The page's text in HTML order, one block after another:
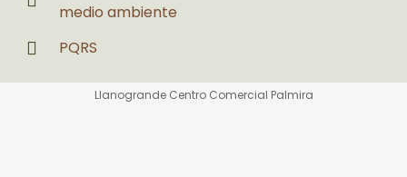
medio ambiente
PQRS
Llanogrande Centro Comercial Palmira